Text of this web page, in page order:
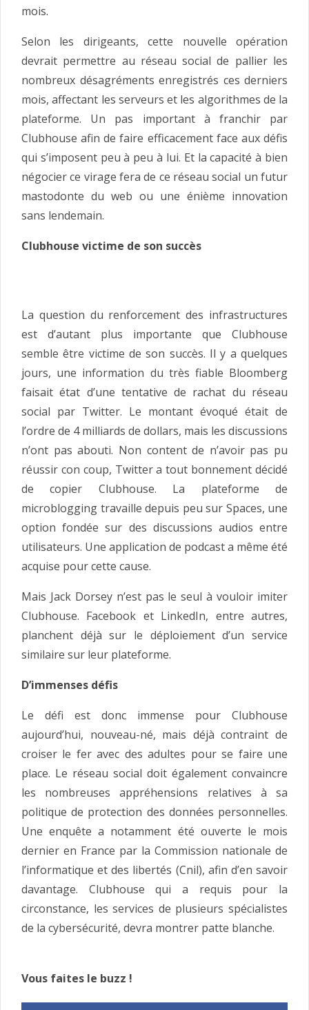
mois.
Selon les dirigeants, cette nouvelle opération
devrait permettre au réseau social de pallier les
nombreux désagréments enregistrés ces derniers
mois, affectant les serveurs et les algorithmes de la
plateforme. Un pas important à franchir par
Clubhouse afin de faire efficacement face aux défis
qui s’imposent peu à peu à lui. Et la capacité à bien
négocier ce virage fera de ce réseau social un futur
mastodonte du web ou une énième innovation
sans lendemain.
Clubhouse victime de son succès
La question du renforcement des infrastructures
est d’autant plus importante que Clubhouse
semble être victime de son succès. Il y a quelques
jours, une information du très fiable Bloomberg
faisait état d’une tentative de rachat du réseau
social par Twitter. Le montant évoqué était de
l’ordre de 4 milliards de dollars, mais les discussions
n’ont pas abouti. Non content de n’avoir pas pu
réussir con coup, Twitter a tout bonnement décidé
de copier Clubhouse. La plateforme de
microblogging travaille depuis peu sur Spaces, une
option fondée sur des discussions audios entre
utilisateurs. Une application de podcast a même été
acquise pour cette cause.
Mais Jack Dorsey n’est pas le seul à vouloir imiter
Clubhouse. Facebook et LinkedIn, entre autres,
planchent déjà sur le déploiement d’un service
similaire sur leur plateforme.
D’immenses défis
Le défi est donc immense pour Clubhouse
aujourd’hui, nouveau-né, mais déjà contraint de
croiser le fer avec des adultes pour se faire une
place. Le réseau social doit également convaincre
les nombreuses appréhensions relatives à sa
politique de protection des données personnelles.
Une enquête a notamment été ouverte le mois
dernier en France par la Commission nationale de
l’informatique et des libertés (Cnil), afin d’en savoir
davantage. Clubhouse qui a requis pour la
circonstance, les services de plusieurs spécialistes
de la cybersécurité, devra montrer patte blanche.
Vous faites le buzz !